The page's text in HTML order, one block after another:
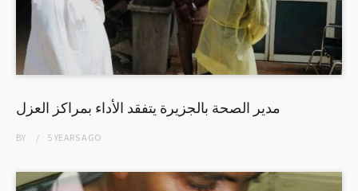
مدير الصحة بالجزيرة يتفقد الأداء بمراكز العزل
BY 5 YEARSAGO